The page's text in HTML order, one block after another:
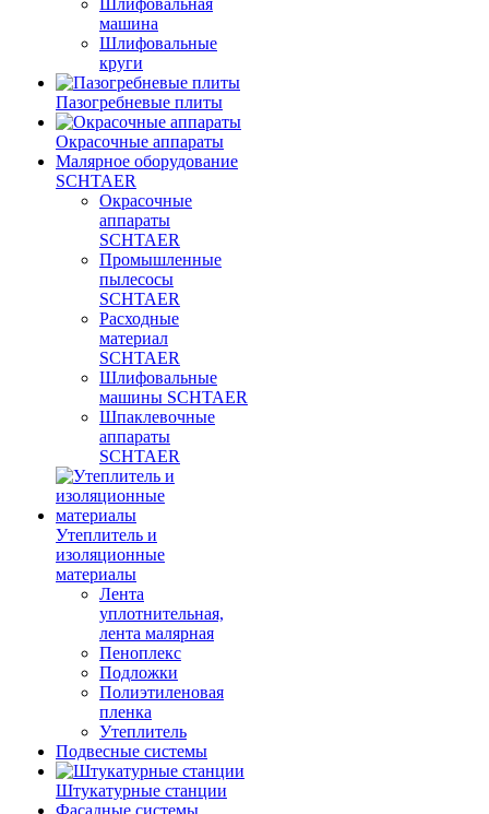
Шлифовальная
машина
Шлифовальные
круги
Пазогребневые плиты
Окрасочные аппараты
Малярное оборудование
SCHTAER
Окрасочные
аппараты
SCHTAER
Промышленные
пылесосы
SCHTAER
Расходные
материал
SCHTAER
Шлифовальные
машины SCHTAER
Шпаклевочные
аппараты
SCHTAER
Утеплитель и
изоляционные
материалы
Лента
уплотнительная,
лента малярная
Пеноплекс
Подложки
Полиэтиленовая
пленка
Утеплитель
Подвесные системы
Штукатурные станции
Фасадные системы